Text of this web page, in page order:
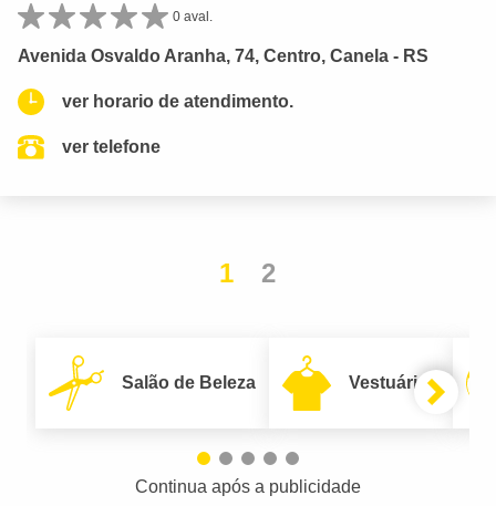
0 aval.
Avenida Osvaldo Aranha, 74, Centro, Canela - RS
ver horario de atendimento.
ver telefone
1 2
Salão de Beleza Vestuário
Continua após a publicidade